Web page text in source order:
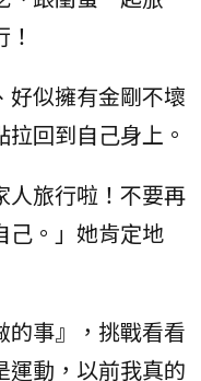
好似擁有金剛不壞
回到自己身上。
人旅行啦！不要再
己。」她肯定地
的事』，挑戰看看
運動，以前我真的